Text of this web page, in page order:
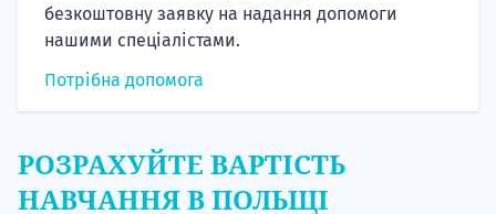
безкоштовну заявку на надання допомоги
нашими спеціалістами.
Потрібна допомога
РОЗРАХУЙТЕ ВАРТІСТЬ
НАВЧАННЯ В ПОЛЬЩІ